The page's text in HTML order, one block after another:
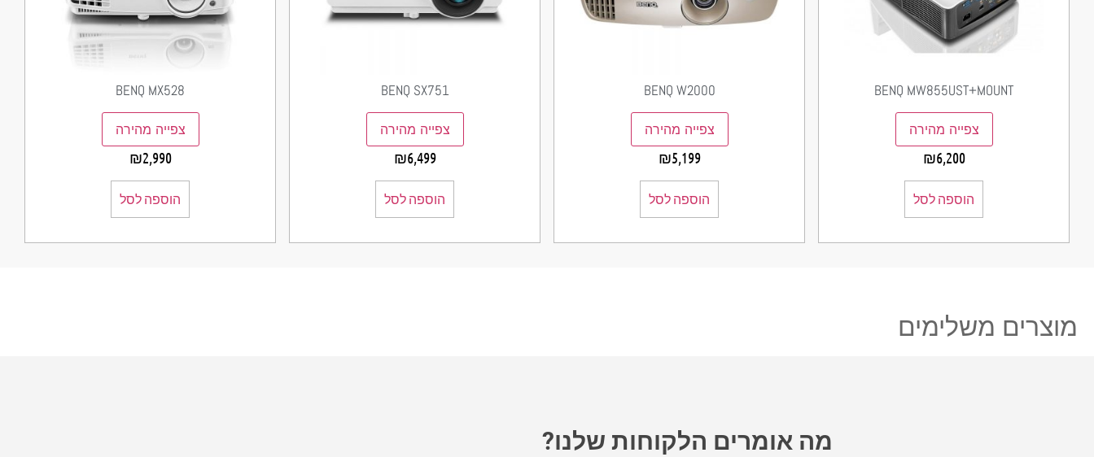
BENQ MW855UST+MOUNT
צפייה מהירה
₪6,200
הוספה לסל
BENQ W2000
צפייה מהירה
₪5,199
הוספה לסל
BENQ SX751
צפייה מהירה
₪6,499
הוספה לסל
BENQ MX528
צפייה מהירה
₪2,990
הוספה לסל
מוצרים משלימים
מה אומרים הלקוחות שלנו?